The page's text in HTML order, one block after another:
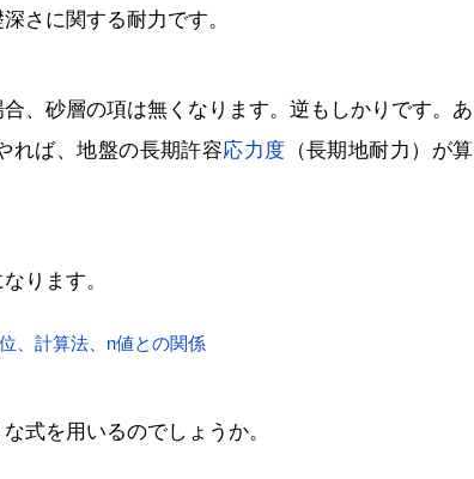
さに関する耐力です。
、砂層の項は無くなります。逆もしかりです。あ
れば、地盤の長期許容応力度 （長期地耐力）が算
ります。
、計算法、n値との関係
式を用いるのでしょうか。